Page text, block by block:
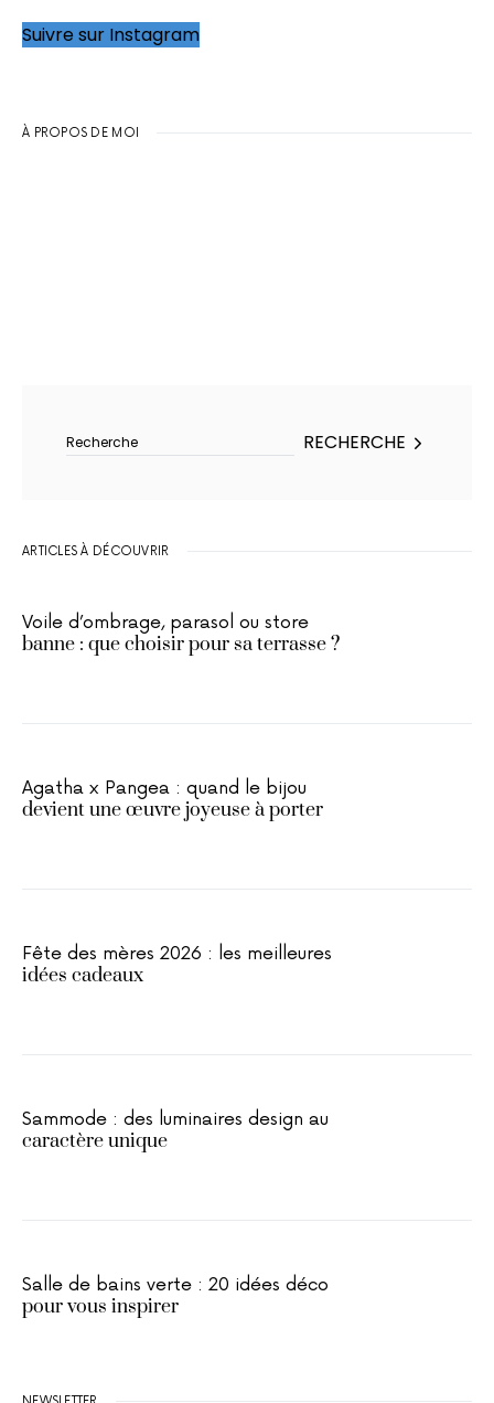
Suivre sur Instagram
À PROPOS DE MOI
RECHERCHE
ARTICLES À DÉCOUVRIR
Voile d’ombrage, parasol ou store
banne : que choisir pour sa terrasse ?
Agatha x Pangea : quand le bijou
devient une œuvre joyeuse à porter
Fête des mères 2026 : les meilleures
idées cadeaux
Sammode : des luminaires design au
caractère unique
Salle de bains verte : 20 idées déco
pour vous inspirer